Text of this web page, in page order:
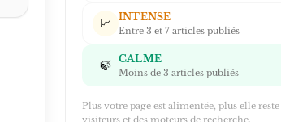
📈 INTENSE
Entre 3 et 7 articles publiés
🍃 CALME
Moins de 3 articles publiés
Plus votre page est alimentée, plus elle
visiteurs et des moteurs de recherche.